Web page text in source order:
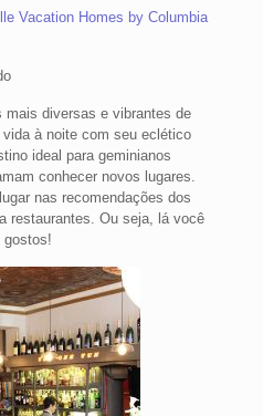
Vacation Homes by Columbia
mais diversas e vibrantes de
à noite com seu eclético
ideal para geminianos
conhecer novos lugares.
nas recomendações dos
restaurantes. Ou seja, lá você
gostos!